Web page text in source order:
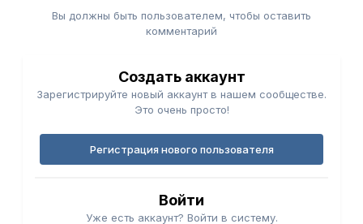
Вы должны быть пользователем, чтобы оставить
комментарий
Создать аккаунт
Зарегистрируйте новый аккаунт в нашем сообществе.
Это очень просто!
Регистрация нового пользователя
Войти
Уже есть аккаунт? Войти в систему.